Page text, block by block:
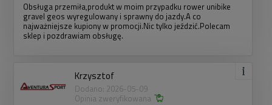
Obsługa przemiła,produkt w moim przypadku rower unibike
gravel geos wyregulowany i sprawny do jazdy.A co
najważniejsze kupiony w promocji.Nic tylko jeździć.Polecam
sklep i pozdrawiam obsługę.
Krzysztof
Dodano: 2026-05-09
Opinia zweryfikowana